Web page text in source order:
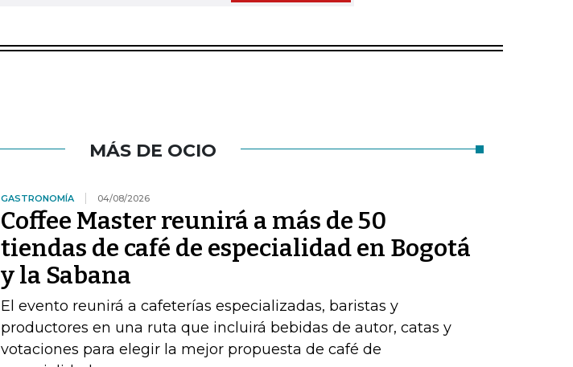
MÁS DE OCIO
GASTRONOMÍA 04/08/2026
Coffee Master reunirá a más de 50
tiendas de café de especialidad en Bogotá
y la Sabana
El evento reunirá a cafeterías especializadas, baristas y
productores en una ruta que incluirá bebidas de autor, catas y
votaciones para elegir la mejor propuesta de café de